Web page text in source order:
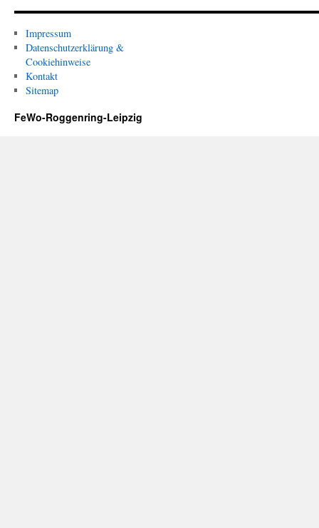
Impressum
Datenschutzerklärung &
Cookiehinweise
Kontakt
Sitemap
FeWo-Roggenring-Leipzig